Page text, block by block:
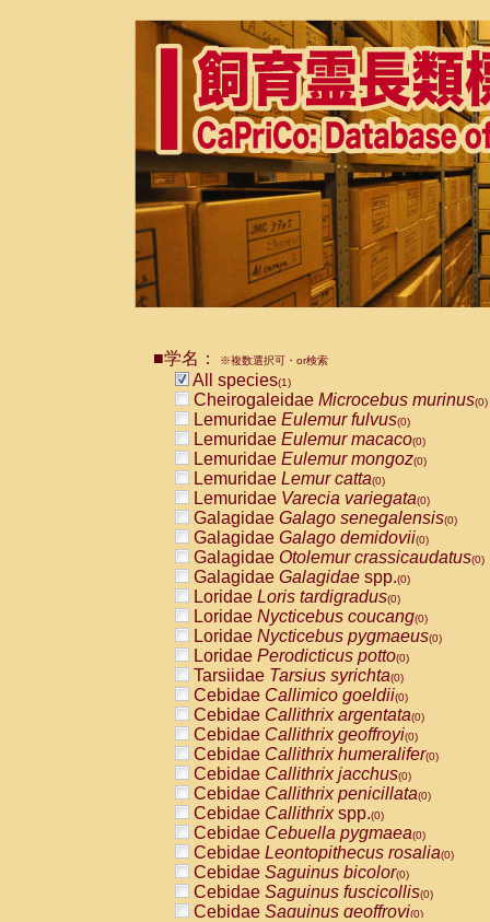
■学名： ※複数選択可・or検索
All species(1)
Cheirogaleidae Microcebus murinus(0)
Lemuridae Eulemur fulvus(0)
Lemuridae Eulemur macaco(0)
Lemuridae Eulemur mongoz(0)
Lemuridae Lemur catta(0)
Lemuridae Varecia variegata(0)
Galagidae Galago senegalensis(0)
Galagidae Galago demidovii(0)
Galagidae Otolemur crassicaudatus(0)
Galagidae Galagidae spp.(0)
Loridae Loris tardigradus(0)
Loridae Nycticebus coucang(0)
Loridae Nycticebus pygmaeus(0)
Loridae Perodicticus potto(0)
Tarsiidae Tarsius syrichta(0)
Cebidae Callimico goeldii(0)
Cebidae Callithrix argentata(0)
Cebidae Callithrix geoffroyi(0)
Cebidae Callithrix humeralifer(0)
Cebidae Callithrix jacchus(0)
Cebidae Callithrix penicillata(0)
Cebidae Callithrixspp.(0)
Cebidae Cebuella pygmaea(0)
Cebidae Leontopithecus rosalia(0)
Cebidae Saguinus bicolor(0)
Cebidae Saguinus fuscicollis(0)
Cebidae Saguinus geoffroyi(0)